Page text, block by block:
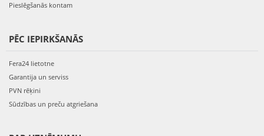
Pieslēgšanās kontam
PĒC IEPIRKŠANĀS
Fera24 lietotne
Garantija un serviss
PVN rēķini
Sūdzības un preču atgriešana